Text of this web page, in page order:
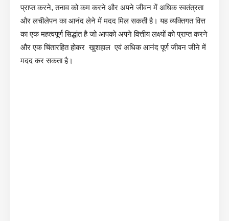
प्राप्त करने, तनाव को कम करने और अपने जीवन में अधिक स्वतंत्रता
और लचीलेपन का आनंद लेने में मदद मिल सकती है। यह व्यक्तिगत वित्त
का एक महत्वपूर्ण सिद्धांत है जो आपको अपने वित्तीय लक्ष्यों को प्राप्त करने
और एक चिंतारहित होकर खुशहाल एवं अधिक आनंद पूर्ण जीवन जीने में
मदद कर सकता है।